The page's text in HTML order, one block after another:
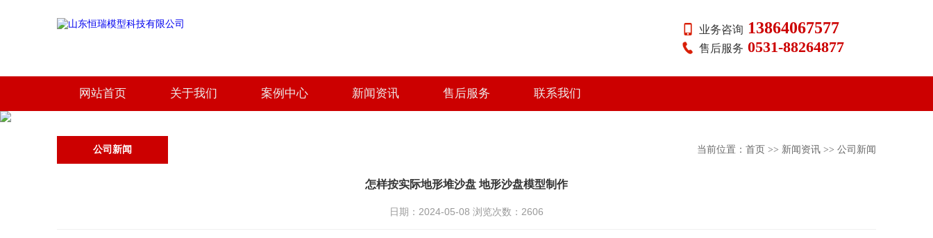
业务咨询 13864067577
售后服务 0531-88264877
网站首页 关于我们 案例中心 新闻资讯 售后服务 联系我们
公司新闻 当前位置： 首页 >> 新闻资讯 >> 公司新闻
怎样按实际地形堆沙盘 地形沙盘模型制作
日期：2024-05-08 浏览次数： 2606